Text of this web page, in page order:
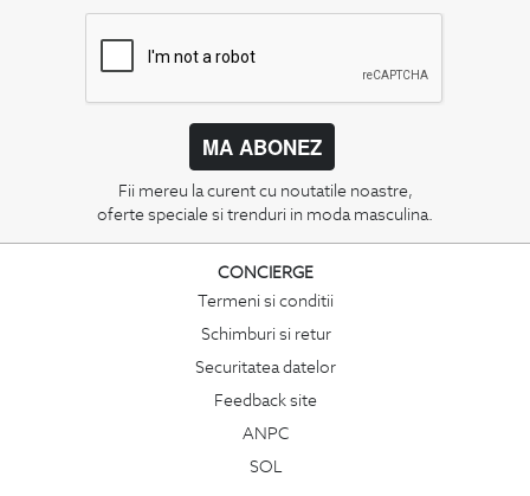
MA ABONEZ
Fii mereu la curent cu noutatile noastre,
oferte speciale si trenduri in moda masculina.
CONCIERGE
Termeni si conditii
Schimburi si retur
Securitatea datelor
Feedback site
ANPC
SOL